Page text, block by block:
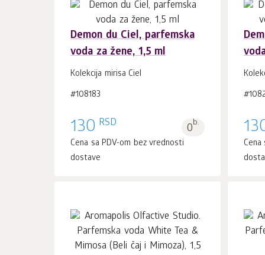
Demon du Ciel, parfemska
voda za žene, 1,5 ml
Kolekcija mirisa Ciel
#108183
130 RSD 0b.
Cena sa PDV-om bez vrednosti
dostave